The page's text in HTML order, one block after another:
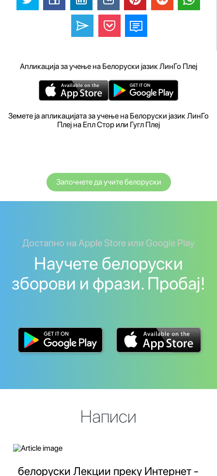
Апликација за учење на Белоруски јазик ЛинГо Плеј
Земете ја апликацијата за учење на Белоруски јазик ЛинГо
Плеј на Епл Стор или Гугл Плеј
Започнете да учите белоруски
Достапно на Apple Store или Google Play
Научете белоруски
зборови и фрази. Пробај!
Написи
белоруски Лекции преку Интернет -